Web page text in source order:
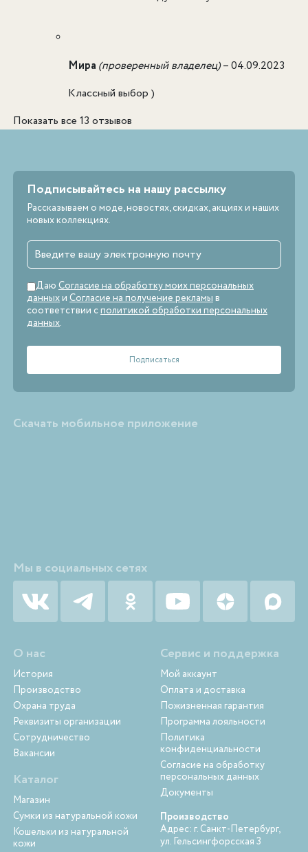
Мира (проверенный владелец)–04.09.2023
Классный выбор )
Показать все 13 отзывов
Подписывайтесь на нашу рассылку
Рассказываем о моде, новостях, скидках, акциях и наших
новых коллекциях.
Даю Согласие на обработку моих персональных
данныхи Согласие на получение рекламыв
соответствии сполитикой обработки персональных
данных.
Скачать мобильное приложение
Мы в социальных сетях
О нас
История
Производство
Охрана труда
Реквизиты организации
Сотрудничество
Вакансии
Каталог
Магазин
Сумки из натуральной кожи
Кошельки из натуральной
кожи
Сервис и поддержка
Мой аккаунт
Оплата и доставка
Пожизненная гарантия
Программа лояльности
Политика
конфиденциальности
Согласие на обработку
персональных данных
Документы
Производство
Адрес: г. Санкт-Петербург,
ул. Гельсингфорсская 3